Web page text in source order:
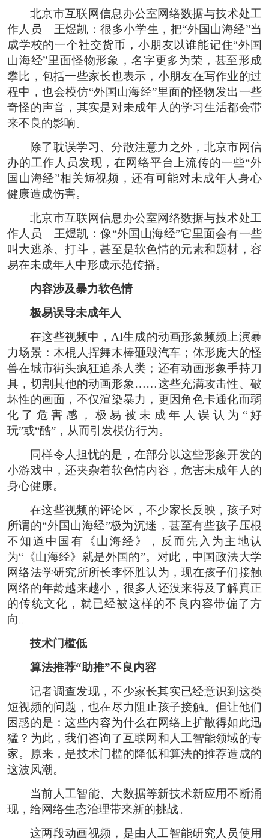
北京市互联网信息办公室网络数据与技术处工
作人员 王煜凯：很多小学生，把“外国山海经”当
成学校的一个社交货币，小朋友以谁能记住“外国
山海经”里面怪物形象，名字更多为荣，甚至形成
攀比，包括一些家长也表示，小朋友在写作业的过
程中，也会模仿“外国山海经”里面的怪物发出一些
奇怪的声音，其实是对未成年人的学习生活都会带
来不良的影响。
除了耽误学习、分散注意力之外，北京市网信
办的工作人员发现，在网络平台上流传的一些“外
国山海经”相关短视频，还有可能对未成年人身心
健康造成伤害。
北京市互联网信息办公室网络数据与技术处工
作人员 王煜凯：像“外国山海经”它里面会有一些
叫大逃杀、打斗，甚至是软色情的元素和题材，容
易在未成年人中形成示范传播。
内容涉及暴力软色情
极易误导未成年人
在这些视频中，AI生成的动画形象频频上演暴
力场景：木棍人挥舞木棒砸毁汽车；体形庞大的怪
兽在城市街头疯狂追杀人类；还有动画形象手持刀
具，切割其他的动画形象……这些充满攻击性、破
坏性的画面，不仅渲染暴力，更因角色卡通化而弱
化了危害感，极易被未成年人误认为“好
玩”或“酷”，从而引发模仿行为。
同样令人担忧的是，在部分以这些形象开发的
小游戏中，还夹杂着软色情内容，危害未成年人的
身心健康。
在这些视频的评论区，不少家长反映，孩子对
所谓的“外国山海经”极为沉迷，甚至有些孩子压根
不知道中国有《山海经》，反而先入为主地认
为“《山海经》就是外国的”。对此，中国政法大学
网络法学研究所所长李怀胜认为，现在孩子们接触
网络的年龄越来越小，很多人还没来得及了解真正
的传统文化，就已经被这样的不良内容带偏了方
向。
技术门槛低
算法推荐“助推”不良内容
记者调查发现，不少家长其实已经意识到这类
短视频的问题，也在尽力阻止孩子接触。但让他们
困惑的是：这些内容为什么在网络上扩散得如此迅
猛？为此，我们咨询了互联网和人工智能领域的专
家。原来，是技术门槛的降低和算法的推荐造成的
这波风潮。
当前人工智能、大数据等新技术新应用不断涌
现，给网络生态治理带来新的挑战。
这两段动画视频，是由人工智能研究人员使用